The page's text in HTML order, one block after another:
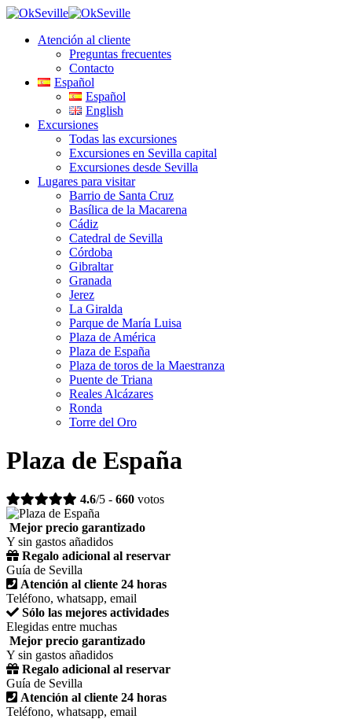
Atención al cliente
Preguntas frecuentes
Contacto
Español
Español
English
Excursiones
Todas las excursiones
Excursiones en Sevilla capital
Excursiones desde Sevilla
Lugares para visitar
Barrio de Santa Cruz
Basílica de la Macarena
Cádiz
Catedral de Sevilla
Córdoba
Gibraltar
Granada
Jerez
La Giralda
Parque de María Luisa
Plaza de América
Plaza de España
Plaza de toros de la Maestranza
Puente de Triana
Reales Alcázares
Ronda
Torre del Oro
Plaza de España
4.6/5 - 660 votos
Mejor precio garantizado
Y sin gastos añadidos
Regalo adicional al reservar
Guía de Sevilla
Atención al cliente 24 horas
Teléfono, whatsapp, email
Sólo las mejores actividades
Elegidas entre muchas
Mejor precio garantizado
Y sin gastos añadidos
Regalo adicional al reservar
Guía de Sevilla
Atención al cliente 24 horas
Teléfono, whatsapp, email